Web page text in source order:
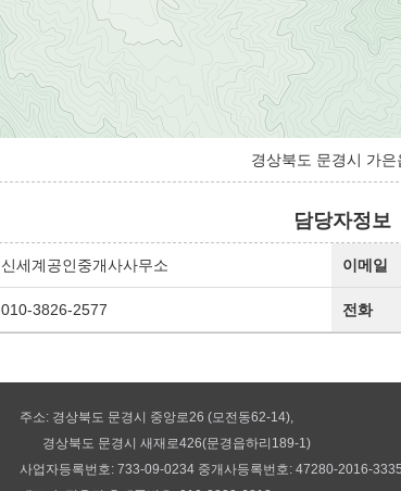
경상북도 문경시 가은
담당자정보
신세계공인중개사사무소 이메일
010-3826-2577 전화
주소: 경상북도 문경시 중앙로26 (모전동62-14),
경상북도 문경시 새재로426(문경읍하리189-1)
사업자등록번호: 733-09-0234 중개사등록번호: 47280-2016-3335